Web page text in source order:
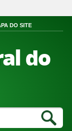
DO SITE
do